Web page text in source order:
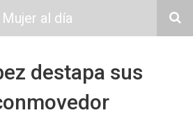
Mujer al día
destapa sus